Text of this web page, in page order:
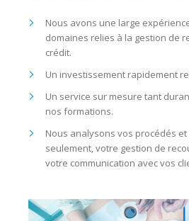
Nous avons une large
domaines relies à la gestion de
crédit.
Un investissement rapidement
Un service sur mesure tant
nos formations.
Nous analysons vos procédés
seulement, votre gestion de
votre communication avec vos